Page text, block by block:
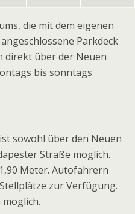
die mit dem eigenen
Parkdeck
direkt über der Neuen
bis sonntags
sowohl über den Neuen
Straße möglich.
Meter. Autofahrern
zur Verfügung.